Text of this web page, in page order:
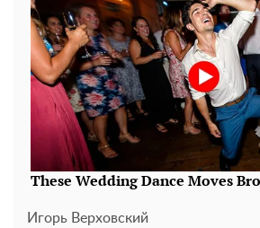
Игорь Верховский